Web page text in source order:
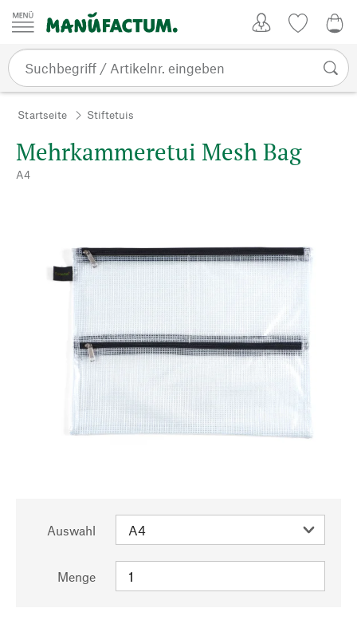
Zum Inhalt springen
Startseite Stiftetuis
Mehrkammeretui Mesh Bag
A4
Auswahl
Menge